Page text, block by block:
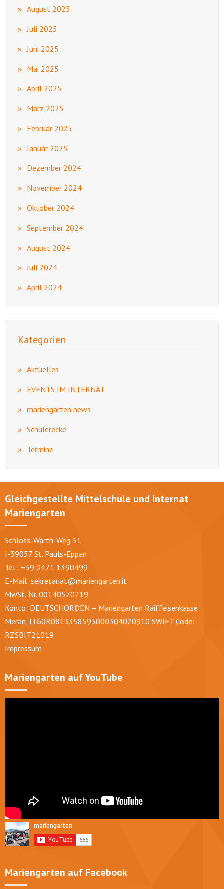
August 2025
Juli 2025
Juni 2025
Mai 2025
April 2025
März 2025
Februar 2025
Januar 2025
Dezember 2024
November 2024
Oktober 2024
September 2024
August 2024
Juli 2024
April 2024
Kategorien
Aktuelles
EVENTS IM INTERNAT
mariengarten news
Schülerecke
Termine
Gleichgestellte Mittelschule und Internat
Mariengarten
Schloss-Warth-Weg 31
I-39057 St. Pauls-Eppan
Tel.: +39 0471 1390499
E-Mail: sekretariat@mariengarten.it
MwSt.-Nr. 00140570219
Konto: DEUTSCHORDEN – Mariengarten Raiffeisenkasse
Meran, IT60R0813358593000304020910 SWIFT Code:
RZSBIT21019
Impressum
Mariengarten auf YouTube
Mariengarten auf Facebook